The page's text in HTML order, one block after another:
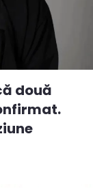
două